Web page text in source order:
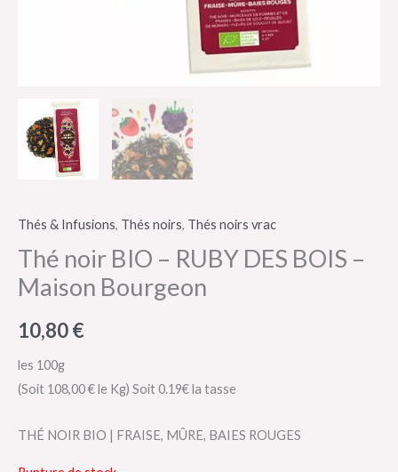
Thés & Infusions, Thés noirs, Thés noirs vrac
Thé noir BIO – RUBY DES BOIS –
Maison Bourgeon
10,80€
les 100g
(Soit 108,00 € le Kg) Soit 0.19€ la tasse
THÉ NOIR BIO | FRAISE, MÛRE, BAIES ROUGES